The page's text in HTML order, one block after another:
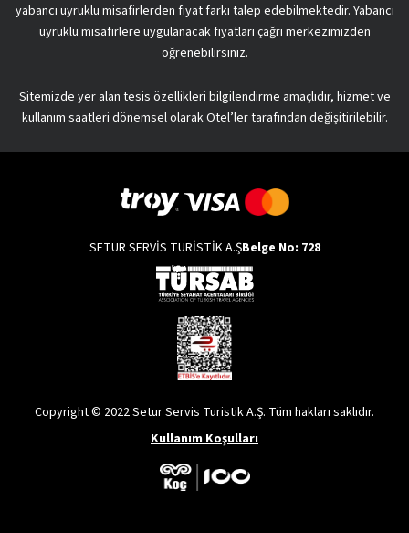
yabancı uyruklu misafirlerden fiyat farkı talep edebilmektedir. Yabancı
uyruklu misafirlere uygulanacak fiyatları çağrı merkezimizden
öğrenebilirsiniz.
Sitemizde yer alan tesis özellikleri bilgilendirme amaçlıdır, hizmet ve
kullanım saatleri dönemsel olarak Otel’ler tarafından değişitirilebilir.
SETUR SERVİS TURİSTİK A.ŞBelge No: 728
Copyright © 2022 Setur Servis Turistik A.Ş. Tüm hakları saklıdır.
Kullanım Koşulları